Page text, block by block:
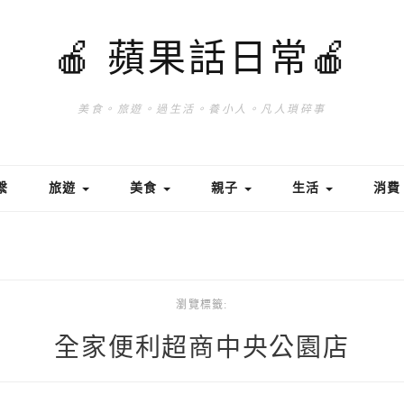
🍎 蘋果話日常🍎
美食。旅遊。過生活。養小人。凡人瑣碎事
旅遊 美食 親子 生活 消費
瀏覽標籤:
全家便利超商中央公園店